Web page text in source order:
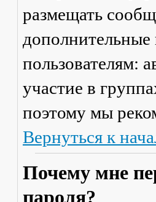
размещать
пользователям:
участие в
поэтому мы
Вернуться к
Почему мне
пароля?